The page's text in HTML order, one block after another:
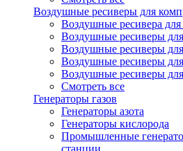
Воздушные ресиверы для
Воздушные ресивера
Воздушные ресиверы
Воздушные ресиверы
Воздушные ресиверы
Воздушные ресиверы
Смотреть все
Генераторы газов
Генераторы азота
Генераторы кислорода
Промышленные
станции